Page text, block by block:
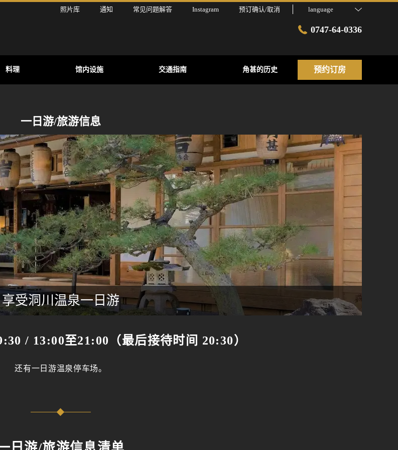
照片库 通知 常见问题解答 Instagram 预订确认/取消 language
0747-64-0336
料理 馆内设施 交通指南 角甚的历史 预约订房
一日游/旅游信息
享受洞川温泉一日游
/ 13:00至21:00（最后接待时间 20:30）
还有一日游温泉停车场。